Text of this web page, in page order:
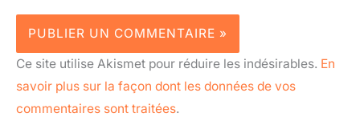
Ce site utilise Akismet pour réduire les indésirables. En
savoir plus sur la façon dont les données de vos
commentaires sont traitées.